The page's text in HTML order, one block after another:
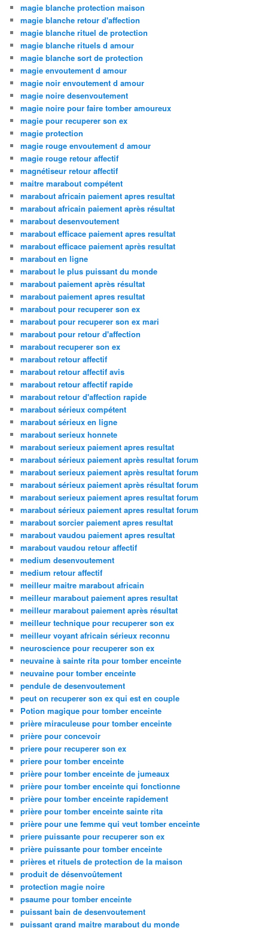
magie blanche protection maison
magie blanche retour d'affection
magie blanche rituel de protection
magie blanche rituels d amour
magie blanche sort de protection
magie envoutement d amour
magie noir envoutement d amour
magie noire desenvoutement
magie noire pour faire tomber amoureux
magie pour recuperer son ex
magie protection
magie rouge envoutement d amour
magie rouge retour affectif
magnétiseur retour affectif
maitre marabout compétent
marabout africain paiement apres resultat
marabout africain paiement après résultat
marabout desenvoutement
marabout efficace paiement apres resultat
marabout efficace paiement après resultat
marabout en ligne
marabout le plus puissant du monde
marabout paiement après résultat
marabout paiement apres resultat
marabout pour recuperer son ex
marabout pour recuperer son ex mari
marabout pour retour d'affection
marabout recuperer son ex
marabout retour affectif
marabout retour affectif avis
marabout retour affectif rapide
marabout retour d'affection rapide
marabout sérieux compétent
marabout sérieux en ligne
marabout serieux honnete
marabout serieux paiement apres resultat
marabout sérieux paiement après resultat forum
marabout serieux paiement après resultat forum
marabout sérieux paiement après résultat forum
marabout serieux paiement apres resultat forum
marabout sérieux paiement apres resultat forum
marabout sorcier paiement apres resultat
marabout vaudou paiement apres resultat
marabout vaudou retour affectif
medium desenvoutement
medium retour affectif
meilleur maitre marabout africain
meilleur marabout paiement apres resultat
meilleur marabout paiement après résultat
meilleur technique pour recuperer son ex
meilleur voyant africain sérieux reconnu
neuroscience pour recuperer son ex
neuvaine à sainte rita pour tomber enceinte
neuvaine pour tomber enceinte
pendule de desenvoutement
peut on recuperer son ex qui est en couple
Potion magique pour tomber enceinte
prière miraculeuse pour tomber enceinte
prière pour concevoir
priere pour recuperer son ex
priere pour tomber enceinte
prière pour tomber enceinte de jumeaux
prière pour tomber enceinte qui fonctionne
prière pour tomber enceinte rapidement
prière pour tomber enceinte sainte rita
prière pour une femme qui veut tomber enceinte
priere puissante pour recuperer son ex
prière puissante pour tomber enceinte
prières et rituels de protection de la maison
produit de désenvoûtement
protection magie noire
psaume pour tomber enceinte
puissant bain de desenvoutement
puissant grand maitre marabout du monde